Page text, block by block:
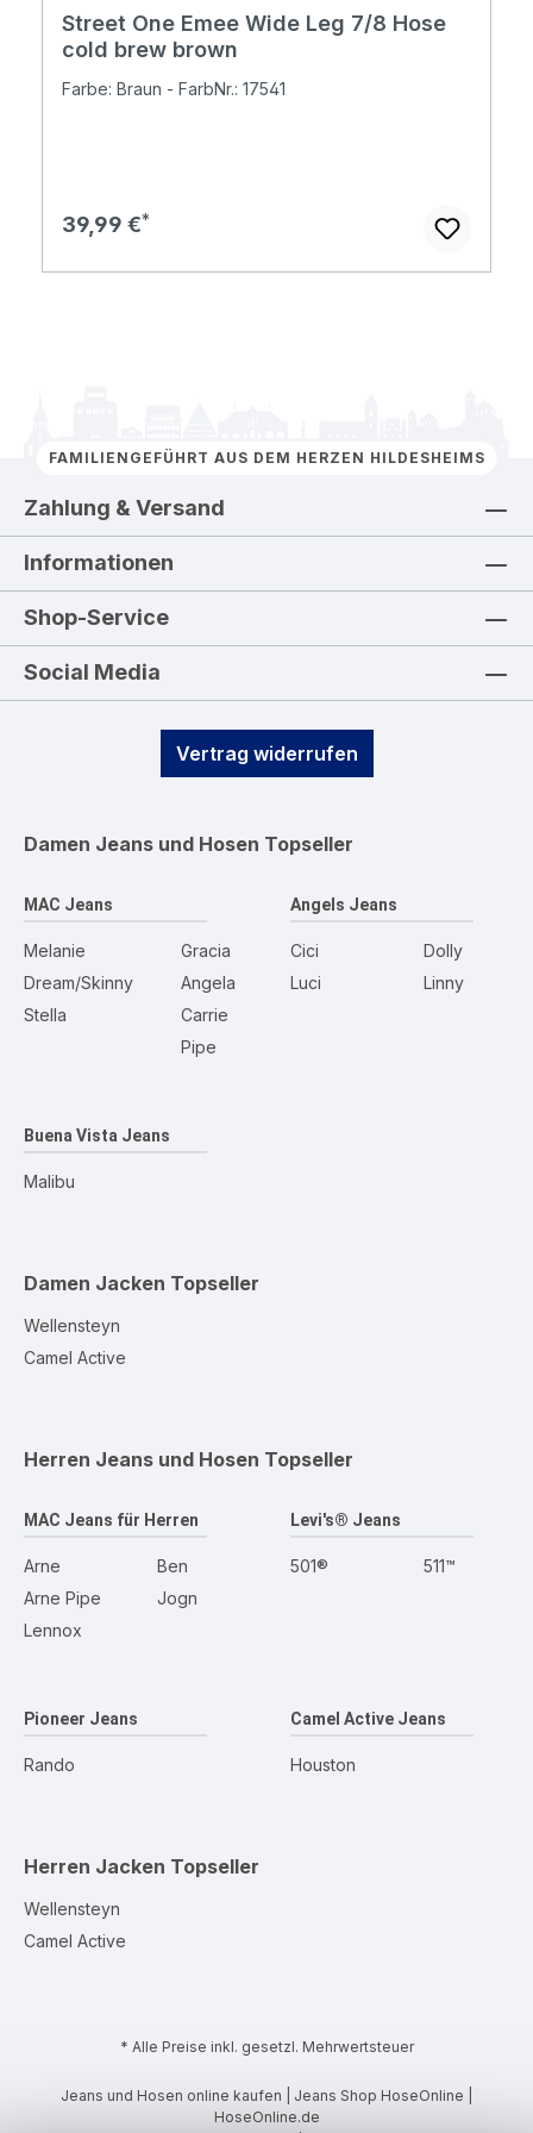
Street One Emee Wide Leg 7/8 Hose
cold brew brown
Farbe: Braun - FarbNr.: 17541
Regulärer Preis:
39,99 €
FAMILIENGEFÜHRT AUS DEM HERZEN HILDESHEIMS
Zahlung & Versand
Informationen
Shop-Service
Social Media
Vertrag widerrufen
Damen Jeans und Hosen Topseller
MAC Jeans
Melanie
Dream/Skinny
Stella
Gracia
Angela
Carrie
Pipe
Angels Jeans
Cici
Luci
Dolly
Linny
Buena Vista Jeans
Malibu
Damen Jacken Topseller
Wellensteyn
Camel Active
Herren Jeans und Hosen Topseller
MAC Jeans für Herren
Arne
Arne Pipe
Lennox
Ben
Jogn
Levi's® Jeans
501® 511™
Pioneer Jeans
Rando
Camel Active Jeans
Houston
Herren Jacken Topseller
Wellensteyn
Camel Active
* Alle Preise inkl. gesetzl. Mehrwertsteuer
Jeans und Hosen online kaufen | Jeans Shop HoseOnline |
HoseOnline.de